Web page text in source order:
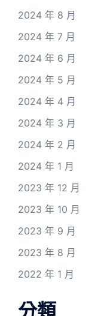
2024 年 8 月
2024 年 7 月
2024 年 6 月
2024 年 5 月
2024 年 4 月
2024 年 3 月
2024 年 2 月
2024 年 1 月
2023 年 12 月
2023 年 10 月
2023 年 9 月
2023 年 8 月
2022 年 1 月
分類